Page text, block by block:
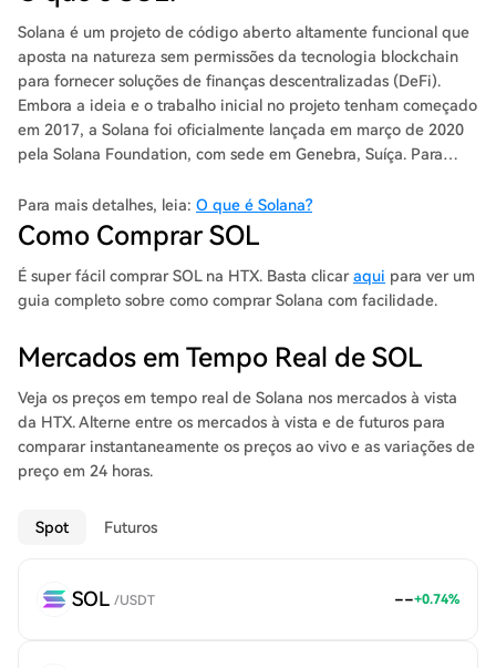
Solana é um projeto de código aberto altamente funcional que
aposta na natureza sem permissões da tecnologia blockchain
para fornecer soluções de finanças descentralizadas (DeFi).
Embora a ideia e o trabalho inicial no projeto tenham começado
em 2017, a Solana foi oficialmente lançada em março de 2020
pela Solana Foundation, com sede em Genebra, Suíça. Para
aprofundada da Solana. O protocolo Solana foi concebido para
facilitar a criação de aplicações descentralizadas (DApp). O seu
objetivo é melhorar a escalabilidade ao introduzir um consenso
de prova de história (PoH) combinado com o consenso
subjacente de prova de participação (PoS) da blockchain.
o interesse tanto de pequenos traders como de traders
institucionais. Um foco significativo para a Solana Foundation é
tornar as finanças descentralizadas acessíveis em uma escala
maior.
Para mais detalhes, leia: O que é Solana?
Como Comprar SOL
É super fácil comprar SOL na HTX. Basta clicaraqui para ver um
guia completo sobre como comprar Solana com facilidade.
Mercados em Tempo Real de SOL
Veja os preços em tempo real de Solana nos mercados à vista
da HTX. Alterne entre os mercados à vista e de futuros para
comparar instantaneamente os preços ao vivo e as variações de
preço em 24 horas.
Spot Futuros
SOL /USDT --+0.74%